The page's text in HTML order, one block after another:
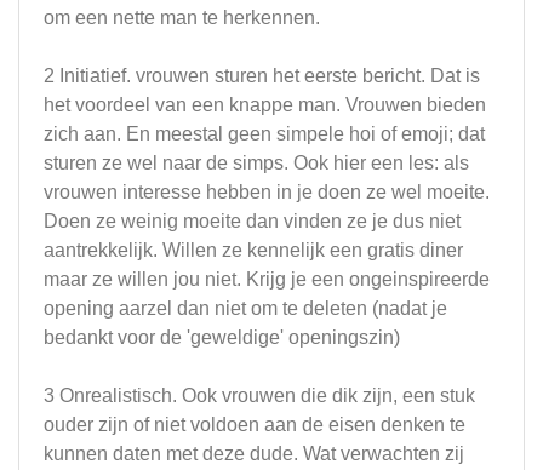
om een nette man te herkennen.
2 Initiatief. vrouwen sturen het eerste bericht. Dat is
het voordeel van een knappe man. Vrouwen bieden
zich aan. En meestal geen simpele hoi of emoji; dat
sturen ze wel naar de simps. Ook hier een les: als
vrouwen interesse hebben in je doen ze wel moeite.
Doen ze weinig moeite dan vinden ze je dus niet
aantrekkelijk. Willen ze kennelijk een gratis diner
maar ze willen jou niet. Krijg je een ongeinspireerde
opening aarzel dan niet om te deleten (nadat je
bedankt voor de 'geweldige' openingszin)
3 Onrealistisch. Ook vrouwen die dik zijn, een stuk
ouder zijn of niet voldoen aan de eisen denken te
kunnen daten met deze dude. Wat verwachten zij